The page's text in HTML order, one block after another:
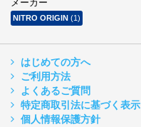
メーカー
NITRO ORIGIN (1)
はじめての方へ
ご利用方法
よくあるご質問
特定商取引法に基づく表示
個人情報保護方針